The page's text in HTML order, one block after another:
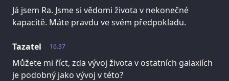
Já jsem Ra. Jsme si vědomi života v nekonečné
kapacitě. Máte pravdu ve svém předpokladu.
16.37
Tazatel
Můžete mi říct, zda vývoj života v ostatních galaxiích
je podobný jako vývoj v této?